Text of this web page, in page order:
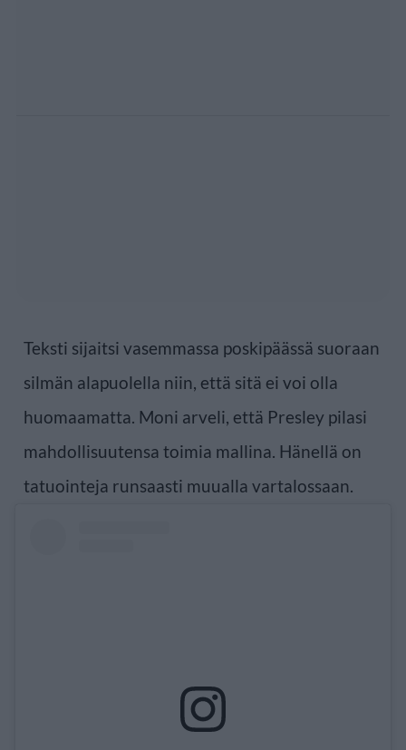
Teksti sijaitsi vasemmassa poskipäässä suoraan
silmän alapuolella niin, että sitä ei voi olla
huomaamatta. Moni arveli, että Presley pilasi
mahdollisuutensa toimia mallina. Hänellä on
tatuointeja runsaasti muualla vartalossaan.